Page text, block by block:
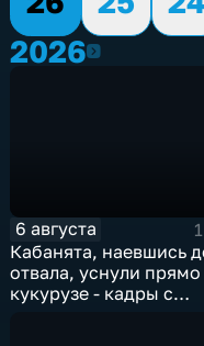
20262026
6 августа
Кабанята, наевшись
отвала, уснули прямо
кукурузе - кадры с